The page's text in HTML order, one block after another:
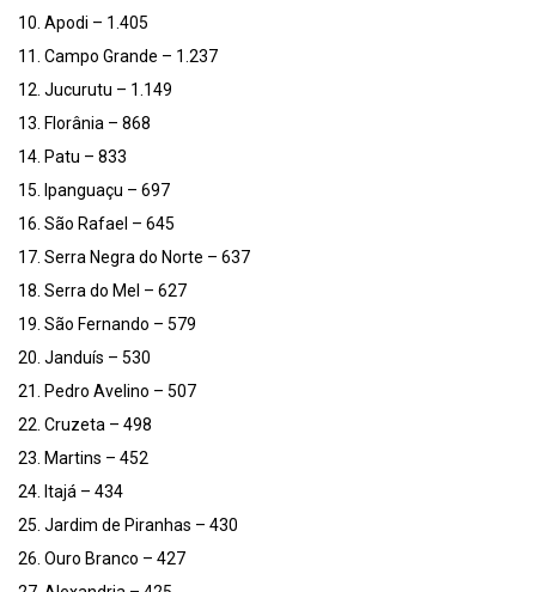
10. Apodi – 1.405
11. Campo Grande – 1.237
12. Jucurutu – 1.149
13. Florânia – 868
14. Patu – 833
15. Ipanguaçu – 697
16. São Rafael – 645
17. Serra Negra do Norte – 637
18. Serra do Mel – 627
19. São Fernando – 579
20. Janduís – 530
21. Pedro Avelino – 507
22. Cruzeta – 498
23. Martins – 452
24. Itajá – 434
25. Jardim de Piranhas – 430
26. Ouro Branco – 427